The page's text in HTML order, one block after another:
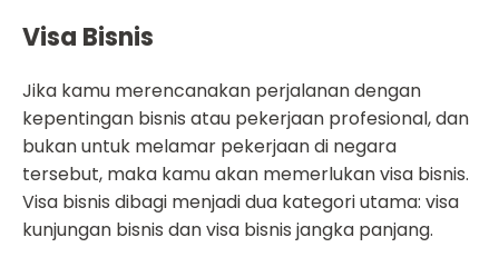
Visa Bisnis
Jika kamu merencanakan perjalanan dengan
kepentingan bisnis atau pekerjaan profesional, dan
bukan untuk melamar pekerjaan di negara
tersebut, maka kamu akan memerlukan visa bisnis.
Visa bisnis dibagi menjadi dua kategori utama: visa
kunjungan bisnis dan visa bisnis jangka panjang.